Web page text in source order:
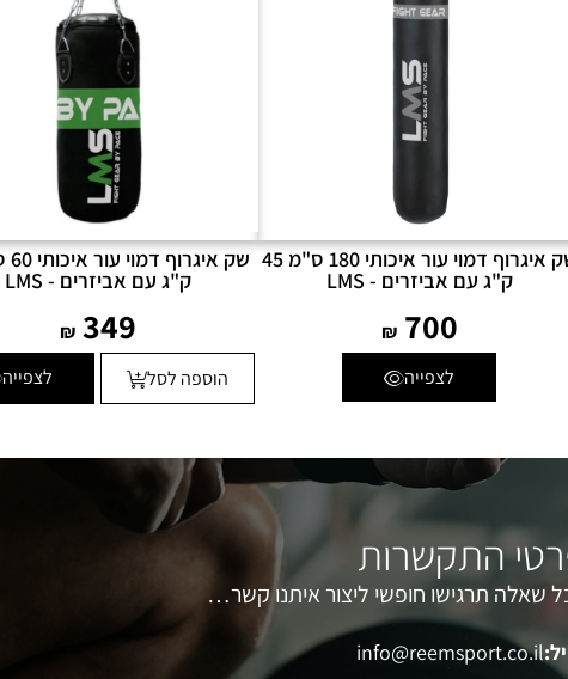
שק איגרוף דמוי עור איכותי 180 ס"מ 45
ק"ג עם אביזרים - LMS
700
₪
לצפייה
ק"ג עם אביזרים - LMS
349
₪
הוספה לסל
לצפייה
התקשרות
שאלה תרגישו חופשי ליצור איתנו קשר…
info@reemsport.co.il